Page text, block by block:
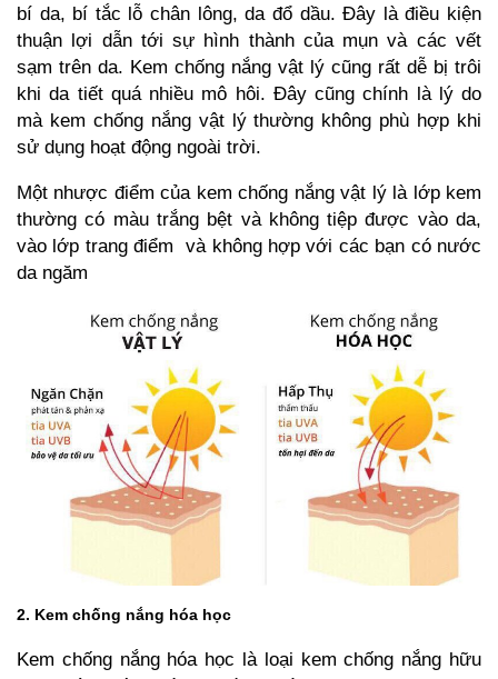
bí da, bí tắc lỗ chân lông, da đổ dầu. Đây là điều kiện
thuận lợi dẫn tới sự hình thành của mụn và các vết
sạm trên da. Kem chống nắng vật lý cũng rất dễ bị trôi
khi da tiết quá nhiều mô hôi. Đây cũng chính là lý do
mà kem chống nắng vật lý thường không phù hợp khi
sử dụng hoạt động ngoài trời.
Một nhược điểm của kem chống nắng vật lý là lớp kem
thường có màu trắng bệt và không tiệp được vào da,
vào lớp trang điểm và không hợp với các bạn có nước
da ngăm
2. Kem chống nắng hóa học
Kem chống nắng hóa học là loại kem chống nắng hữu